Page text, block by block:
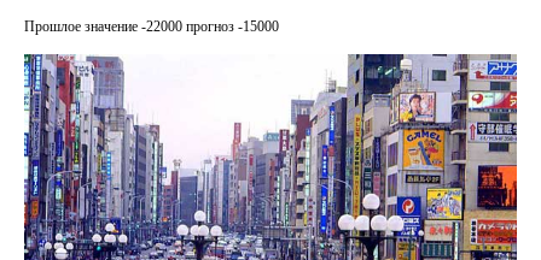
Прошлое значение -22000 прогноз -15000